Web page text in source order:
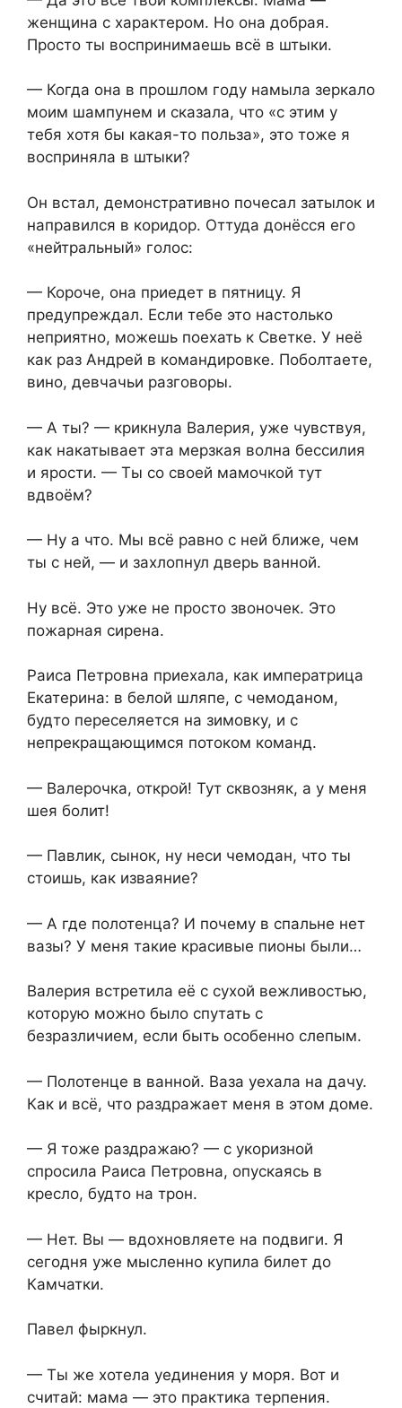
женщина с характером. Но она добрая.
Просто ты воспринимаешь всё в штыки.
— Когда она в прошлом году намыла зеркало
моим шампунем и сказала, что «с этим у
тебя хотя бы какая-то польза», это тоже я
восприняла в штыки?
Он встал, демонстративно почесал затылок и
направился в коридор. Оттуда донёсся его
«нейтральный» голос:
— Короче, она приедет в пятницу. Я
предупреждал. Если тебе это настолько
неприятно, можешь поехать к Светке. У неё
как раз Андрей в командировке. Поболтаете,
вино, девчачьи разговоры.
— А ты? — крикнула Валерия, уже чувствуя,
как накатывает эта мерзкая волна бессилия
и ярости. — Ты со своей мамочкой тут
вдвоём?
— Ну а что. Мы всё равно с ней ближе, чем
ты с ней, — и захлопнул дверь ванной.
Ну всё. Это уже не просто звоночек. Это
пожарная сирена.
Раиса Петровна приехала, как императрица
Екатерина: в белой шляпе, с чемоданом,
будто переселяется на зимовку, и с
непрекращающимся потоком команд.
— Валерочка, открой! Тут сквозняк, а у меня
шея болит!
— Павлик, сынок, ну неси чемодан, что ты
стоишь, как изваяние?
— А где полотенца? И почему в спальне нет
вазы? У меня такие красивые пионы были…
Валерия встретила её с сухой вежливостью,
которую можно было спутать с
безразличием, если быть особенно слепым.
— Полотенце в ванной. Ваза уехала на дачу.
Как и всё, что раздражает меня в этом доме.
— Я тоже раздражаю? — с укоризной
спросила Раиса Петровна, опускаясь в
кресло, будто на трон.
— Нет. Вы — вдохновляете на подвиги. Я
сегодня уже мысленно купила билет до
Камчатки.
Павел фыркнул.
— Ты же хотела уединения у моря. Вот и
считай: мама — это практика терпения.